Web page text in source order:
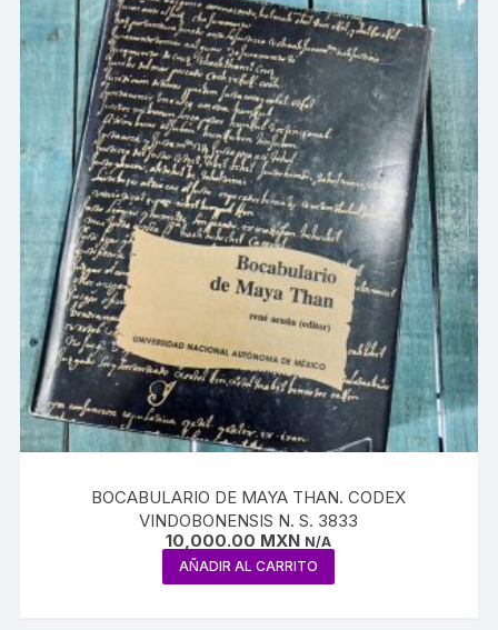
BOCABULARIO DE MAYA THAN. CODEX
VINDOBONENSIS N. S. 3833
10,000.00 MXN N/A
AÑADIR AL CARRITO